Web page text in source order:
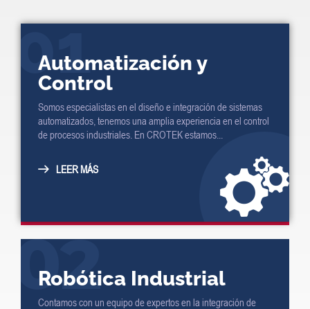
01
Automatización y
Control
Somos especialistas en el diseño e integración de sistemas
automatizados, tenemos una amplia experiencia en el control
de procesos industriales. En CROTEK estamos...
LEER MÁS
02
Robótica Industrial
Contamos con un equipo de expertos en la integración de